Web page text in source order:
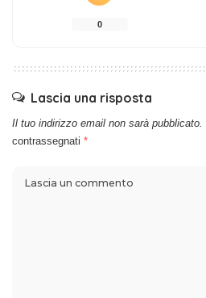
0
Lascia una risposta
Il tuo indirizzo email non sarà pubblicato.
contrassegnati *